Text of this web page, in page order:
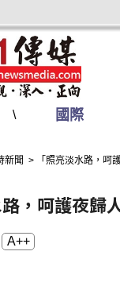
\ 國際
新聞 > 「照亮淡水路，呵
路，呵護夜
A++